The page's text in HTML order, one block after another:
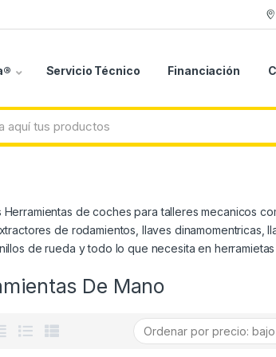
Servicio Técnico Financiación
Herramientas de coches para talleres mecanicos
de rodamientos, llaves dinamomentricas,
de rueda y todo lo que necesita en
De Mano